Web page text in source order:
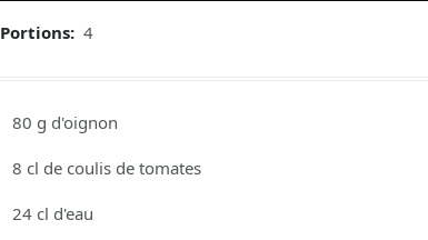
Portions: 4
80 g d'oignon
8 cl de coulis de tomates
24 cl d'eau